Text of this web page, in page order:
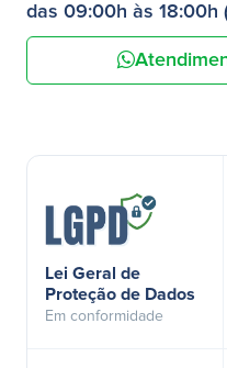
das 09:00h às 18:00h
Lei Geral de
Proteção de Dados
Em conformidade